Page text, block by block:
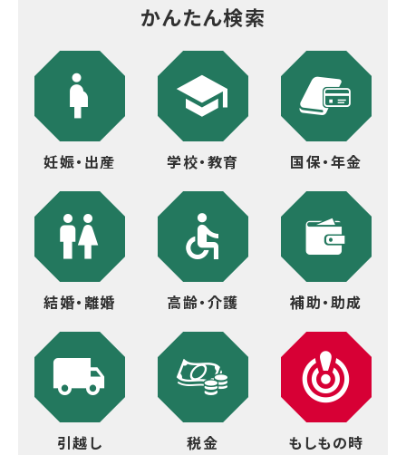
かんたん検索
妊娠・出産 学校・教育 国保・年金
結婚・離婚 高齢・介護 補助・助成
引越し 税金 もしもの時